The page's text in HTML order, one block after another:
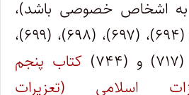
به اشخاص خصوصی باشد)،
(۶۹۲)، (۶۹۳)، (۶۹۴)، (۶۹۷)، (۶۹۸)، (۶۹۹)،
کتاب پنجم
اسلامی (تعزیرات